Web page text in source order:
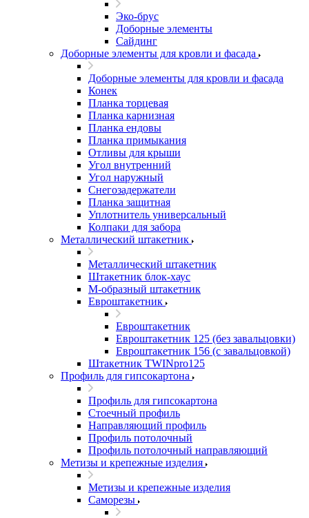
Эко-брус
Доборные элементы
Сайдинг
Доборные элементы для кровли и фасада
Доборные элементы для кровли и фасада
Конек
Планка торцевая
Планка карнизная
Планка ендовы
Планка примыкания
Отливы для крыши
Угол внутренний
Угол наружный
Снегозадержатели
Планка защитная
Уплотнитель универсальный
Колпаки для забора
Металлический штакетник
Металлический штакетник
Штакетник блок-хаус
М-образный штакетник
Евроштакетник
Евроштакетник
Евроштакетник 125 (без завальцовки)
Евроштакетник 156 (с завальцовкой)
Штакетник TWINpro125
Профиль для гипсокартона
Профиль для гипсокартона
Стоечный профиль
Направляющий профиль
Профиль потолочный
Профиль потолочный направляющий
Метизы и крепежные изделия
Метизы и крепежные изделия
Саморезы